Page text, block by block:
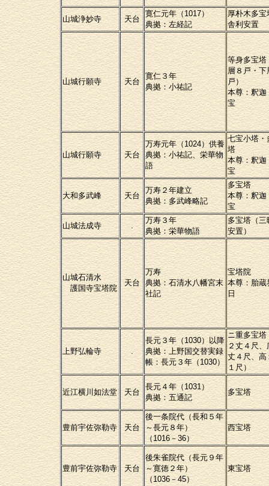
山城浄妙寺 天台
寛仁元年（1017）
典拠：左経記
厚朴木多宝
舎利安置
山城行願寺 天台
寛仁３年
典拠：小祐記
等身多宝塔
層８戸・下
戸）
本尊：釈迦
宝
山城行願寺 天台
万寿元年（1024）供養
典拠：小祐記、栄華物
語
七宝小塔・
塔
本尊：釈迦
宝
大和多武峰 天台
万寿２年建立
典拠：多武峰略記
多宝塔
本尊：釈迦
宝
山城法成寺 .
万寿３年
典拠：栄華物語
多宝塔（三
安置）
山城石清水
護国寺宝塔院
天台
万寿
典拠：石清水八幡宮末
社記
宝塔院
本尊：胎蔵
日
上野弘輪寺 .
長元３年（1030）以降
典拠：上野国交替実録
帳：長元３年（1030）
ニ重多宝塔
２丈４尺、
丈４尺、高
１尺）
近江横川如法堂 天台
長元４年（1031）
典拠：五通記
多宝塔
豊前宇佐弥勒寺 天台
後一条院代（長和５年
～長元８年）
（1016－36）
西宝塔
豊前宇佐弥勒寺 天台
後朱雀院代（長元９年
～寛徳２年）
（1036－45）
東宝塔